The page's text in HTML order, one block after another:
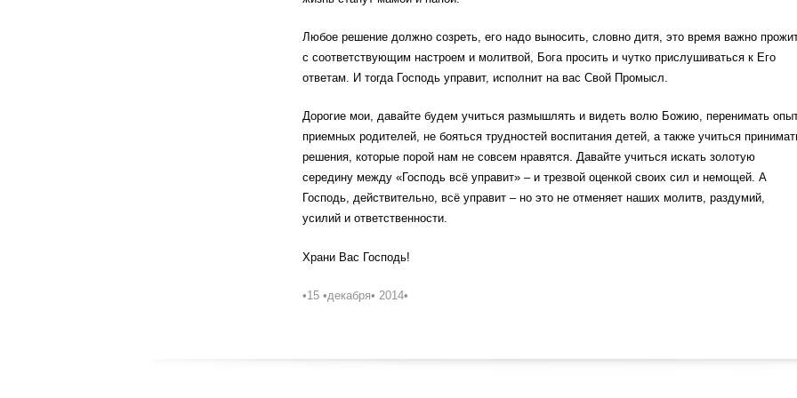
Любое решение должно созреть, его надо выносить, словно дитя, это время важно
с соответствующим настроем и молитвой, Бога просить и чутко прислушиваться к Его
ответам. И тогда Господь управит, исполнит на вас Свой Промысл.
Дорогие мои, давайте будем учиться размышлять и видеть волю Божию, перенимать
приемных родителей, не бояться трудностей воспитания детей, а также учиться
решения, которые порой нам не совсем нравятся. Давайте учиться искать золотую
середину между «Господь всё управит» – и трезвой оценкой своих сил и немощей. А
Господь, действительно, всё управит – но это не отменяет наших молитв, раздумий,
усилий и ответственности.
Храни Вас Господь!
•15 •декабря• 2014•